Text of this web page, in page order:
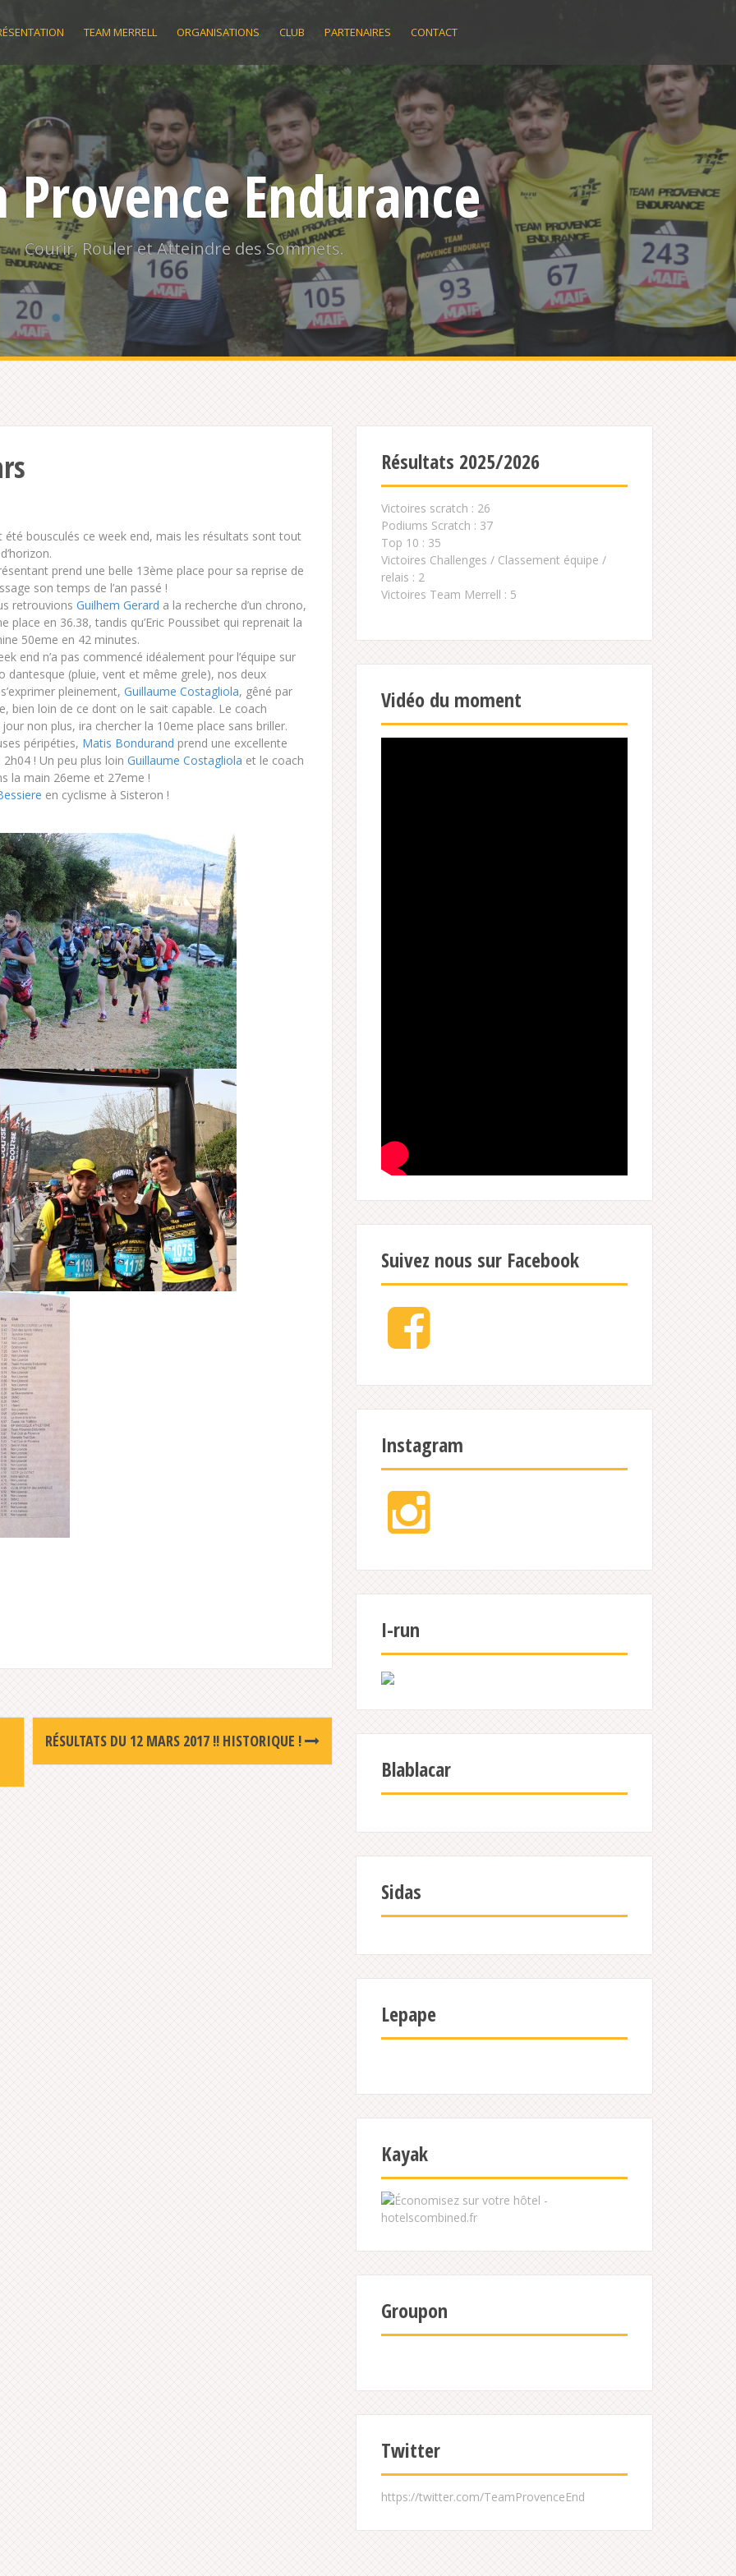
TEAM MERRELL ORGANISATIONS CLUB PARTENAIRES CONTACT
Provence Endurance
Courir, Rouler et Atteindre des Sommets.
bousculés ce week end, mais les résultats sont tout
prend une belle 13ème place pour sa reprise de
son temps de l’an passé !
retrouvions Guilhem Gerard a la recherche d’un chrono,
en 36.38, tandis qu’Eric Poussibet qui reprenait la
50eme en 42 minutes.
end n’a pas commencé idéalement pour l’équipe sur
dantesque (pluie, vent et même grele), nos deux
pleinement, Guillaume Costagliola, gêné par
bien loin de ce dont on le sait capable. Le coach
non plus, ira chercher la 10eme place sans briller.
péripéties, Matis Bondurand prend une excellente
! Un peu plus loin Guillaume Costagliola et le coach
la main 26eme et 27eme !
en cyclisme à Sisteron !
RÉSULTATS DU 12 MARS 2017 !! HISTORIQUE !
Résultats 2025/2026
Victoires scratch : 26
Podiums Scratch : 37
Top 10 : 35
Victoires Challenges / Classement équipe /
relais : 2
Victoires Team Merrell : 5
Vidéo du moment
Suivez nous sur Facebook
Facebook
Instagram
Instagram
I-run
Blablacar
Sidas
Lepape
Kayak
Groupon
Twitter
https://twitter.com/TeamProvenceEnd